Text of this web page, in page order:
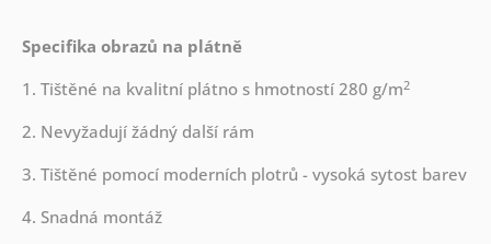
Specifika obrazů na plátně
1. Tištěné na kvalitní plátno s hmotností 280 g/m2
2. Nevyžadují žádný další rám
3. Tištěné pomocí moderních plotrů - vysoká sytost barev
4. Snadná montáž